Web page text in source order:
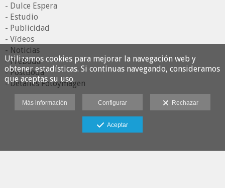
- Dulce Espera
- Estudio
- Publicidad
- Vídeos
- Noticias
- PreBoda
- PostBoda
- Detalles Fotoymagen
Utilizamos cookies para mejorar la navegación web y
obtener estadísticas. Si continuas navegando, consideramos
que aceptas su uso.
Más información Configurar Rechazar
Aceptar